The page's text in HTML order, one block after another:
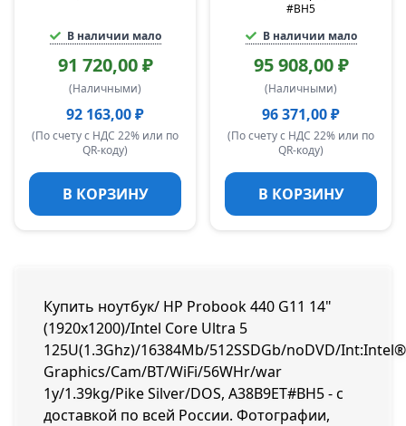
В наличии мало
91 720,00 ₽
(Наличными)
92 163,00 ₽
(По счету с НДС 22% или по
QR-коду)
В КОРЗИНУ
#BH5
В наличии мало
95 908,00 ₽
(Наличными)
96 371,00 ₽
(По счету с НДС 22% или по
QR-коду)
В КОРЗИНУ
Купить ноутбук/ HP Probook 440 G11 14"
(1920x1200)/Intel Core Ultra 5
125U(1.3Ghz)/16384Mb/512SSDGb/noDVD/Int:Intel®
Graphics/Cam/BT/WiFi/56WHr/war
1y/1.39kg/Pike Silver/DOS, A38B9ET#BH5 - с
доставкой по всей России. Фотографии,